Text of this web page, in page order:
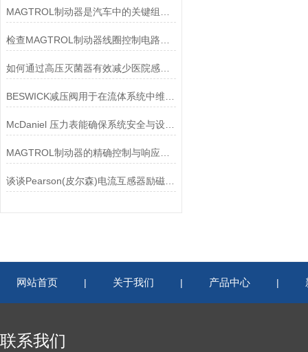
如何通过高压灭菌器有效减少医院感染风险？
McDaniel 压力表能确保系统安全与设备寿命延长
谈谈Pearson(皮尔森)电流互感器励磁特性试验的目的
网站首页 | 关于我们 | 产品中心 |
联系我们